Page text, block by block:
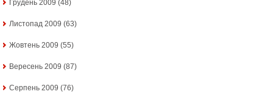
Грудень 2009 (48)
Листопад 2009 (63)
Жовтень 2009 (55)
Вересень 2009 (87)
Серпень 2009 (76)